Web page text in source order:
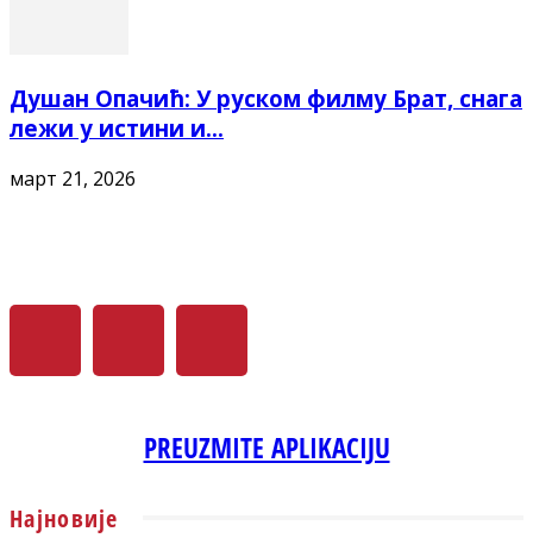
Душан Опачић: У руском филму Брат, снага
лежи у истини и...
март 21, 2026
PREUZMITE APLIKACIJU
Најновије